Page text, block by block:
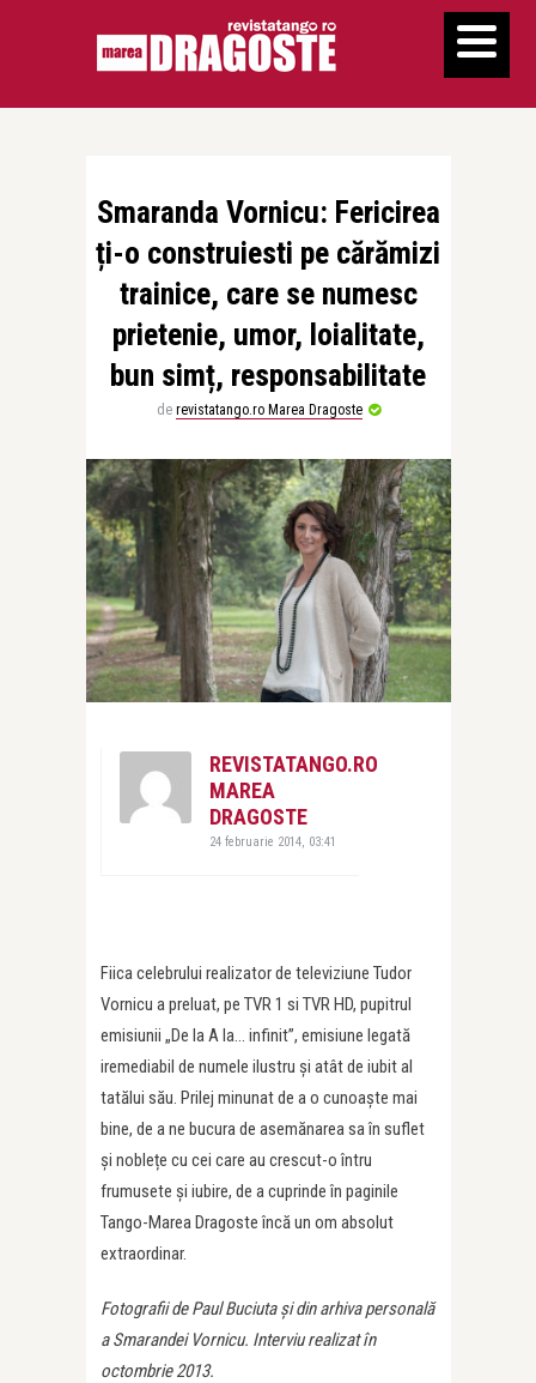
Smaranda Vornicu: Fericirea
ți-o construiesti pe cărămizi
trainice, care se numesc
prietenie, umor, loialitate,
bun simț, responsabilitate
de revistatango.ro Marea Dragoste
REVISTATANGO.RO
MAREA
DRAGOSTE
24 februarie 2014, 03:41
Fiica celebrului realizator de televiziune Tudor
Vornicu a preluat, pe TVR 1 si TVR HD, pupitrul
emisiunii „De la A la… infinit”, emisiune legată
iremediabil de numele ilustru și atât de iubit al
tatălui său. Prilej minunat de a o cunoaște mai
bine, de a ne bucura de asemănarea sa în suflet
și noblețe cu cei care au crescut-o întru
frumusete și iubire, de a cuprinde în paginile
Tango-Marea Dragoste încă un om absolut
extraordinar.
Fotografii de Paul Buciuta și din arhiva personală
a Smarandei Vornicu. Interviu realizat în
octombrie 2013.